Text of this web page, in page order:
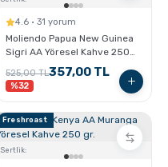
4.6 · 31 yorum
Moliendo Papua New Guinea
Sigri AA Yöresel Kahve 250
525,00 TL357,00 TL
%32
Freshroast
Sertlik: